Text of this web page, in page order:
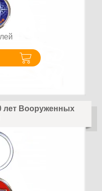
лет Вооруженных